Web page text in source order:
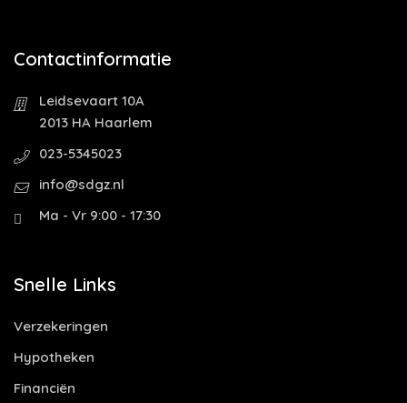
Contactinformatie
Leidsevaart 10A
2013 HA Haarlem
023-5345023
info@sdgz.nl
Ma - Vr 9:00 - 17:30
Snelle Links
Verzekeringen
Hypotheken
Financiën